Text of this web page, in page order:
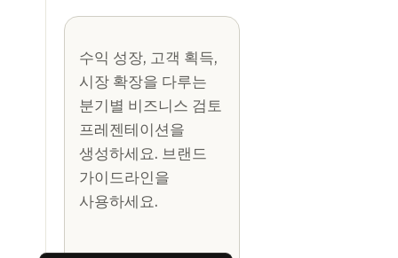
수익 성장, 고객 획득,
시장 확장을 다루는
분기별 비즈니스 검토
프레젠테이션을
생성하세요. 브랜드
가이드라인을
사용하세요.